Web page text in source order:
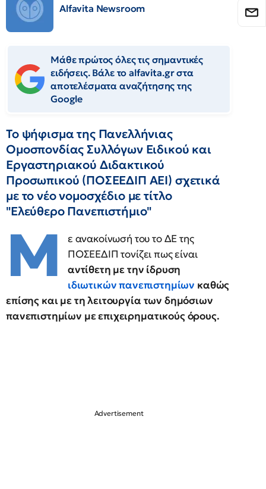
Alfavita Newsroom
Μάθε πρώτος όλες τις σημαντικές
ειδήσεις. Βάλε το alfavita.gr στα
αποτελέσματα αναζήτησης της
Google
Το ψήφισμα της Πανελλήνιας
Ομοσπονδίας Συλλόγων Ειδικού και
Εργαστηριακού Διδακτικού
Προσωπικού (ΠΟΣΕΕΔΙΠ ΑΕΙ) σχετικά
με το νέο νομοσχέδιο με τίτλο
"Ελεύθερο Πανεπιστήμιο"
Μ
ε ανακοίνωσή του το ΔΕ της
ΠΟΣΕΕΔΙΠ τονίζει πως είναι
αντίθετη με την ίδρυση
ιδιωτικών πανεπιστημίων καθώς
επίσης και με τη λειτουργία των δημόσιων
πανεπιστημίων με επιχειρηματικούς όρους.